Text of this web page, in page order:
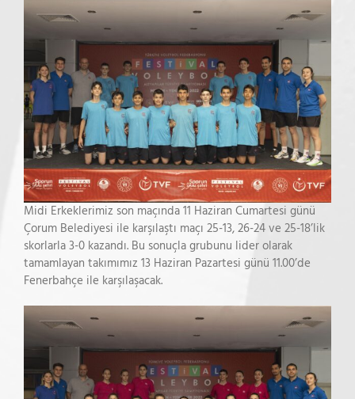
Midi Erkeklerimiz son maçında 11 Haziran Cumartesi günü
Çorum Belediyesi ile karşılaştı maçı 25-13, 26-24 ve 25-18’lik
skorlarla 3-0 kazandı. Bu sonuçla grubunu lider olarak
tamamlayan takımımız 13 Haziran Pazartesi günü 11.00’de
Fenerbahçe ile karşılaşacak.